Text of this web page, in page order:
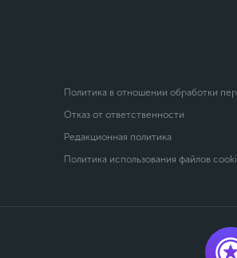
Политика в отношении обработки
Отказ от ответственности
Редакционная политика
Политика использования файлов